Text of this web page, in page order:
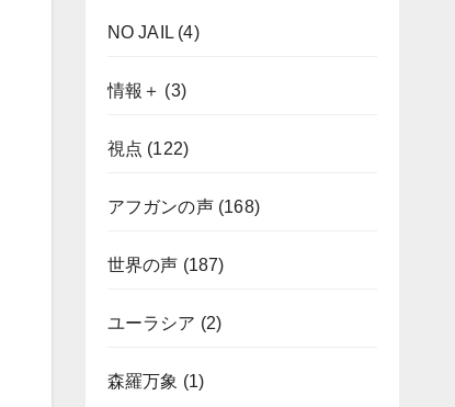
NO JAIL(4)
情報＋ (3)
視点 (122)
アフガンの声(168)
世界の声 (187)
ユーラシア (2)
森羅万象 (1)